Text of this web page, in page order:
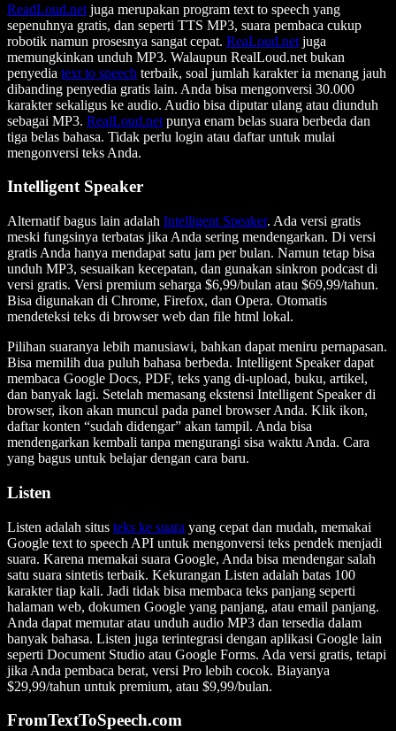
ReadLoud.net juga merupakan program text to speech yang
sepenuhnya gratis, dan seperti TTS MP3, suara pembaca cukup
robotik namun prosesnya sangat cepat. ReaLoud.net juga
memungkinkan unduh MP3. Walaupun RealLoud.net bukan
penyedia text to speech terbaik, soal jumlah karakter ia menang jauh
dibanding penyedia gratis lain. Anda bisa mengonversi 30.000
karakter sekaligus ke audio. Audio bisa diputar ulang atau diunduh
sebagai MP3. RealLoud.net punya enam belas suara berbeda dan
tiga belas bahasa. Tidak perlu login atau daftar untuk mulai
mengonversi teks Anda.
Intelligent Speaker
Alternatif bagus lain adalah Intelligent Speaker. Ada versi gratis
meski fungsinya terbatas jika Anda sering mendengarkan. Di versi
gratis Anda hanya mendapat satu jam per bulan. Namun tetap bisa
unduh MP3, sesuaikan kecepatan, dan gunakan sinkron podcast di
versi gratis. Versi premium seharga $6,99/bulan atau $69,99/tahun.
Bisa digunakan di Chrome, Firefox, dan Opera. Otomatis
mendeteksi teks di browser web dan file html lokal.
Pilihan suaranya lebih manusiawi, bahkan dapat meniru pernapasan.
Bisa memilih dua puluh bahasa berbeda. Intelligent Speaker dapat
membaca Google Docs, PDF, teks yang di-upload, buku, artikel,
dan banyak lagi. Setelah memasang ekstensi Intelligent Speaker di
browser, ikon akan muncul pada panel browser Anda. Klik ikon,
daftar konten “sudah didengar” akan tampil. Anda bisa
mendengarkan kembali tanpa mengurangi sisa waktu Anda. Cara
yang bagus untuk belajar dengan cara baru.
Listen
Listen adalah situs teks ke suara yang cepat dan mudah, memakai
Google text to speech API untuk mengonversi teks pendek menjadi
suara. Karena memakai suara Google, Anda bisa mendengar salah
satu suara sintetis terbaik. Kekurangan Listen adalah batas 100
karakter tiap kali. Jadi tidak bisa membaca teks panjang seperti
halaman web, dokumen Google yang panjang, atau email panjang.
Anda dapat memutar atau unduh audio MP3 dan tersedia dalam
banyak bahasa. Listen juga terintegrasi dengan aplikasi Google lain
seperti Document Studio atau Google Forms. Ada versi gratis, tetapi
jika Anda pembaca berat, versi Pro lebih cocok. Biayanya
$29,99/tahun untuk premium, atau $9,99/bulan.
FromTextToSpeech.com